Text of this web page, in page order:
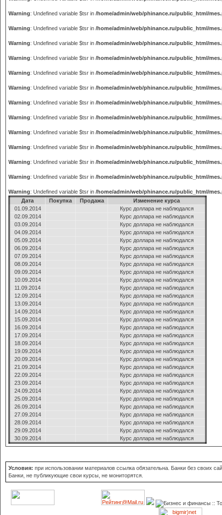
Warning: Undefined variable $tsr in /home/admin/web/phinance.ru/public_html/
Warning: Undefined variable $tsr in /home/admin/web/phinance.ru/public_html/
Warning: Undefined variable $tsr in /home/admin/web/phinance.ru/public_html/
Warning: Undefined variable $tsr in /home/admin/web/phinance.ru/public_html/
Warning: Undefined variable $tsr in /home/admin/web/phinance.ru/public_html/
Warning: Undefined variable $tsr in /home/admin/web/phinance.ru/public_html/
Warning: Undefined variable $tsr in /home/admin/web/phinance.ru/public_html/
Warning: Undefined variable $tsr in /home/admin/web/phinance.ru/public_html/
Warning: Undefined variable $tsr in /home/admin/web/phinance.ru/public_html/
Warning: Undefined variable $tsr in /home/admin/web/phinance.ru/public_html/
Warning: Undefined variable $tsr in /home/admin/web/phinance.ru/public_html/
Warning: Undefined variable $tsr in /home/admin/web/phinance.ru/public_html/
Warning: Undefined variable $tsr in /home/admin/web/phinance.ru/public_html/
Дата
Покупка Продажа
Изменение курса
01.09.2014
Курс доллара не наблюдался
02.09.2014
Курс доллара не наблюдался
03.09.2014
Курс доллара не наблюдался
04.09.2014
Курс доллара не наблюдался
05.09.2014
Курс доллара не наблюдался
06.09.2014
Курс доллара не наблюдался
07.09.2014
Курс доллара не наблюдался
08.09.2014
Курс доллара не наблюдался
09.09.2014
Курс доллара не наблюдался
10.09.2014
Курс доллара не наблюдался
11.09.2014
Курс доллара не наблюдался
12.09.2014
Курс доллара не наблюдался
13.09.2014
Курс доллара не наблюдался
14.09.2014
Курс доллара не наблюдался
15.09.2014
Курс доллара не наблюдался
16.09.2014
Курс доллара не наблюдался
17.09.2014
Курс доллара не наблюдался
18.09.2014
Курс доллара не наблюдался
19.09.2014
Курс доллара не наблюдался
20.09.2014
Курс доллара не наблюдался
21.09.2014
Курс доллара не наблюдался
22.09.2014
Курс доллара не наблюдался
23.09.2014
Курс доллара не наблюдался
24.09.2014
Курс доллара не наблюдался
25.09.2014
Курс доллара не наблюдался
26.09.2014
Курс доллара не наблюдался
27.09.2014
Курс доллара не наблюдался
28.09.2014
Курс доллара не наблюдался
29.09.2014
Курс доллара не наблюдался
30.09.2014
Курс доллара не наблюдался
Условия: при использовании материалов ссылка обязательна. Банки без своих
Банки, не публикующие свои курсы, не мониторятся.